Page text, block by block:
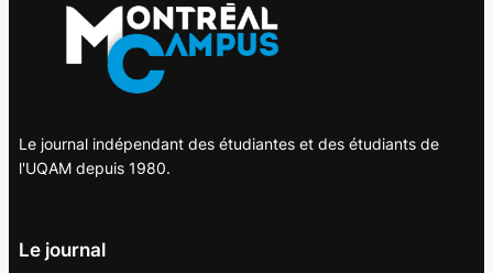
Le journal indépendant des étudiantes et des étudiants de
l'UQAM depuis 1980.
Le journal